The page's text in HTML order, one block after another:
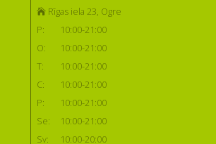
Rīgas iela 23, Ogre
P:
10:00-21:00
O:
10:00-21:00
T:
10:00-21:00
C:
10:00-21:00
P:
10:00-21:00
Se:
10:00-21:00
Sv:
10:00-20:00